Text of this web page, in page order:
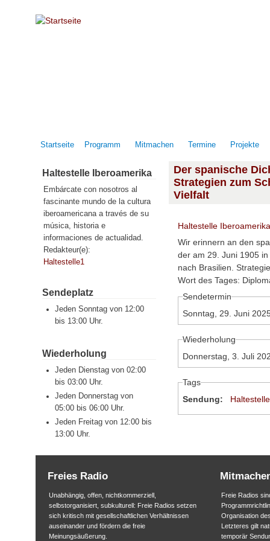
Direkt zum Inhalt
Startseite Programm Mitmachen Termine Projekte
Haltestelle Iberoamerika
Embárcate con nosotros al
fascinante mundo de la cultura
iberoamericana a través de su
música, historia e
informaciones de actualidad.
Redakteur(e):
Haltestelle1
Sendeplatz
Jeden Sonntag von 12:00
bis 13:00 Uhr.
Wiederholung
Jeden Dienstag von 02:00
bis 03:00 Uhr.
Jeden Donnerstag von
05:00 bis 06:00 Uhr.
Jeden Freitag von 12:00 bis
13:00 Uhr.
Der spanische
Strategien zum
Vielfalt
Haltestelle Iberoamerika
Wir erinnern an den
der am 29. Juni 1905
nach Brasilien.
Wort des Tages:
Sendetermin
Sonntag, 29. Juni
Wiederholung
Donnerstag, 3. Juli
Tags
Sendung:
Freies Radio
Unabhängig, offen, nichtkommerziell,
selbstorganisiert, subkulturell: Freie Radios setzen
sich kritisch mit gesellschaftlichen Verhältnissen
auseinander und fördern die freie
Meinungsäußerung.
Freie Radios
Organisation
Letzteres gilt
temporär